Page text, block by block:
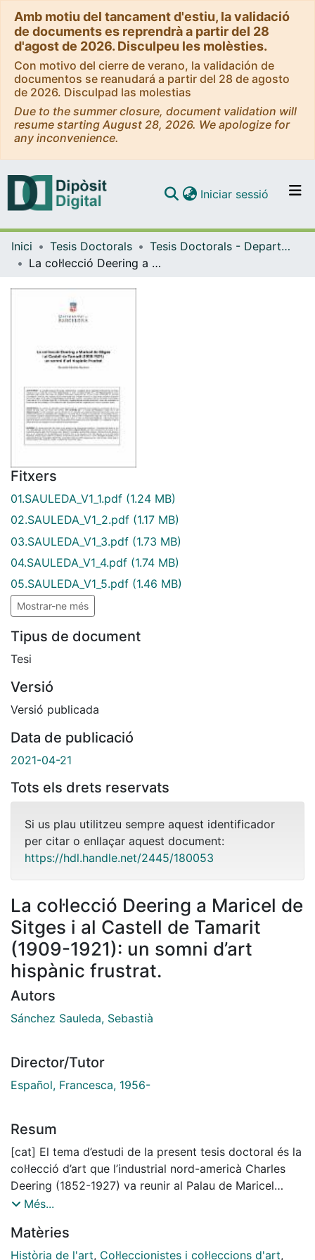
Amb motiu del tancament d'estiu, la validació
de documents es reprendrà a partir del 28
d'agost de 2026. Disculpeu les molèsties.
Con motivo del cierre de verano, la validación de
documentos se reanudará a partir del 28 de agosto
de 2026. Disculpad las molestias
Due to the summer closure, document validation will
resume starting August 28, 2026. We apologize for
any inconvenience.
Navega per tot el DD
Iniciar sessió (current)
Inici Tesis Doctorals
Tesis Doctorals - Departament - Història de l'Art
La col·lecció Deering a Maricel de Sitges i al Castell de Tamarit (1909-1921): un somni d’art hispànic frustrat.
Fitxers
01.SAULEDA_V1_1.pdf (1.24 MB)
02.SAULEDA_V1_2.pdf (1.17 MB)
03.SAULEDA_V1_3.pdf (1.73 MB)
04.SAULEDA_V1_4.pdf (1.74 MB)
05.SAULEDA_V1_5.pdf (1.46 MB)
Mostrar-ne més
Tipus de document
Tesi
Versió
Versió publicada
Data de publicació
2021-04-21
Tots els drets reservats
Si us plau utilitzeu sempre aquest identificador
per citar o enllaçar aquest document:
https://hdl.handle.net/2445/180053
La col·lecció Deering a Maricel de
Sitges i al Castell de Tamarit
(1909-1921): un somni d’art
hispànic frustrat.
Autors
Sánchez Sauleda, Sebastià
Director/Tutor
Español, Francesca, 1956-
Resum
[cat] El tema d’estudi de la present tesis doctoral és la
col·lecció d’art que l’industrial nord-americà Charles
Deering (1852-1927) va reunir al Palau de Maricel
(Sitges) entre els anys 1909 i 1921, i que a partir de
(Tarragona). Entre les peces que van ser propietat
seva hi figuren obres tant rellevants com el Retaule i
Més...
Matèries
Història de l'art, Col·leccionistes i col·leccions d'art,